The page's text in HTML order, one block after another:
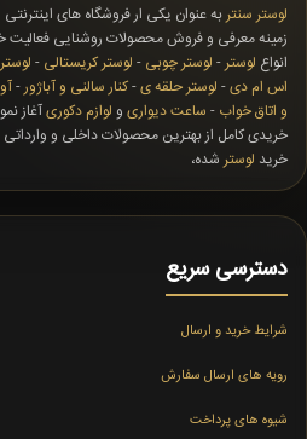
لوستر سنتر به عنوان یکی ار فروشگاه های
زمینه معرفی و فروش محصولات روشنایی فعالیت
انواع لوستر - لوستر چوبی - لوستر کریستالی -
اس ام دی- لوستر حلقه ی-کنار سالنی و آباژور-
و اتاق خواب - ساعت دیواری و لوازم دکوریآغاز
خریدی کامل از بهترین محصولات داخلی و
خرید لوستر شده،
دسترسی سریع
شرایط خرید و ارسال
رویه های ارسال سفارش
شیوه های پرداخت